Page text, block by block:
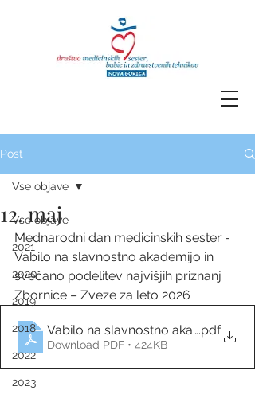
Post
Vse objave
2021
2020
2019
2018
2022
2023
Vse objave
12. maj
Mednarodni dan medicinskih sester -
Vabilo na slavnostno akademijo in
svečano podelitev najvišjih priznanj
Zbornice – Zveze za leto 2026
Vabilo na slavnostno akademijo
.pdf
Download PDF • 424KB